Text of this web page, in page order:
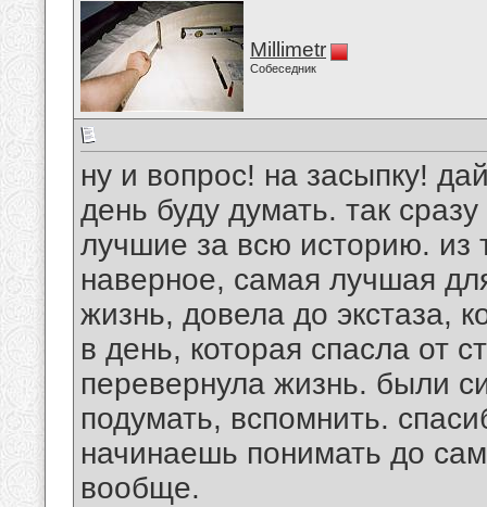
Millimetr
Собеседник
ну и вопрос! на засыпку!
день буду думать. так
лучшие за всю историю.
наверное, самая лучшая
жизнь, довела до экстаза,
в день, которая спасла от
перевернула жизнь. были
подумать, вспомнить.
начинаешь понимать до
вообще.